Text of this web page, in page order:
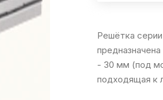
Решётка
- 30 мм (под
подходящая к